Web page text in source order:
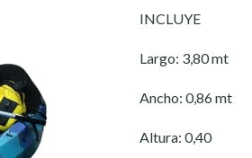
INCLUYE
Largo: 3,80 mt
Ancho: 0,86 mt
Altura: 0,40